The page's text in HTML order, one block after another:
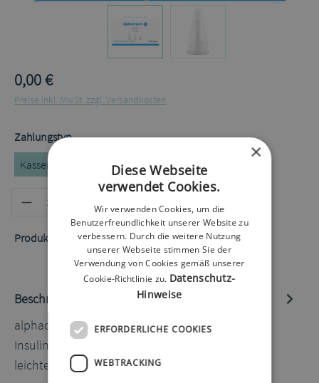
0,00 €
Preise inkl. MwSt. zzgl. Versandkosten
Zahlungstypauswählen
Kassenrezept
Privatrezept Selbstzahler
Produkt Anzahl: Gib den
Produktnummer:50080707.1
Beschreibung
alphacheck soft Pen-Nadeln 31G 8mm 100 Stück
Insulin Pen-Nadel mit Silikonbeschichtung für
leichteres und sanfteres Einstec…
×
Diese Webseite
verwendet Cookies.
Wir verwenden Cookies, um die
Benutzerfreundlichkeit unserer Website zu
verbessern. Durch die weitere Nutzung
unserer Webseite stimmen Sie der
Verwendung von Cookies gemäß unserer
Cookie-Richtlinie zu. Datenschutz-
Hinweise
ERFORDERLICHE COOKIES
WEBTRACKING